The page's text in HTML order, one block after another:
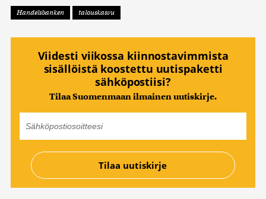
Handelsbanken talouskasvu
Viidesti viikossa kiinnostavimmista
sisällöistä koostettu uutispaketti
sähköpostiisi?
Tilaa Suomenmaan ilmainen uutiskirje.